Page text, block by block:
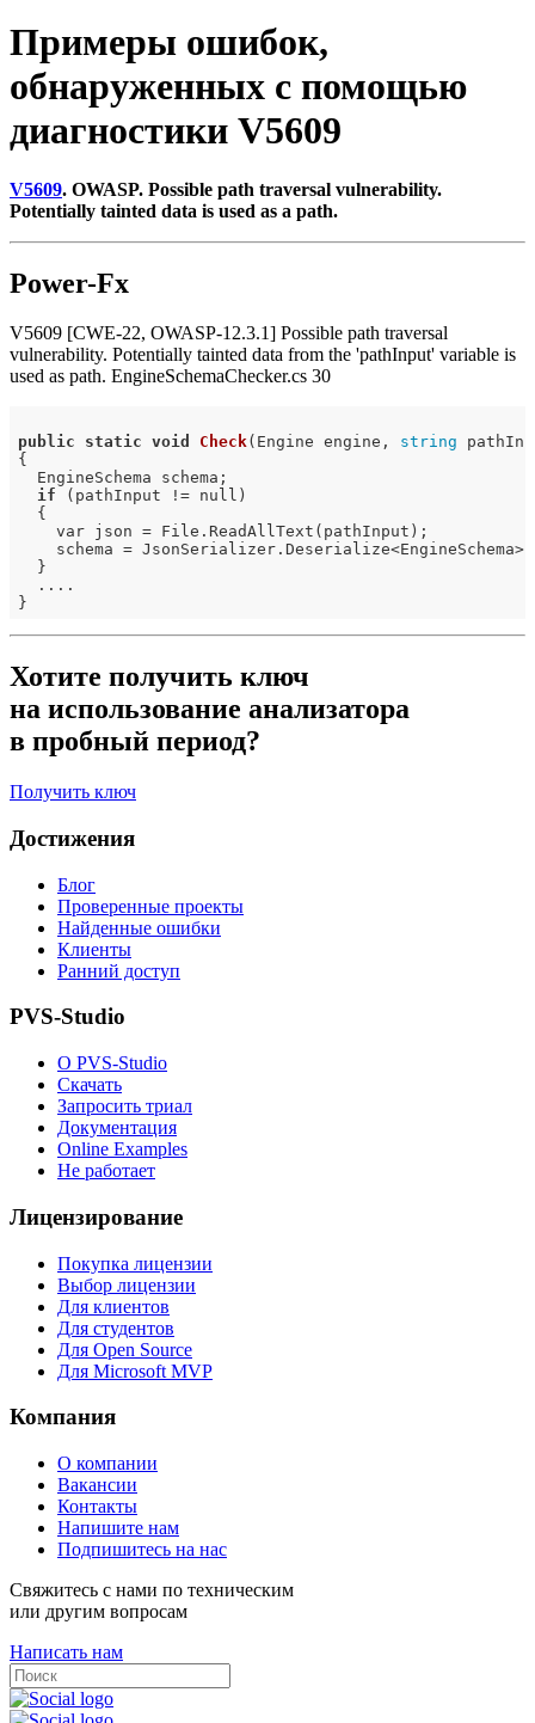
Примеры ошибок,
обнаруженных с помощью
диагностики V5609
V5609. OWASP. Possible path traversal vulnerability.
Potentially tainted data is used as a path.
Power-Fx
V5609 [CWE-22, OWASP-12.3.1] Possible path traversal
vulnerability. Potentially tainted data from the 'pathInput' variable is
used as path. EngineSchemaChecker.cs 30
public static void Check(Engine engine, string
{
  EngineSchema schema;
if (pathInput != null)
  {
    var json = File.ReadAllText(pathInput);
schema =
  }
  ....
Хотите получить ключ
на использование анализатора
в пробный период?
Получить ключ
Достижения
Блог
Проверенные проекты
Найденные ошибки
Клиенты
Ранний доступ
PVS-Studio
О PVS-Studio
Скачать
Запросить триал
Документация
Online Examples
Не работает
Лицензирование
Покупка лицензии
Выбор лицензии
Для клиентов
Для студентов
Для Open Source
Для Microsoft MVP
Компания
О компании
Вакансии
Контакты
Напишите нам
Подпишитесь на нас
Свяжитесь с нами по техническим
или другим вопросам
Написать нам